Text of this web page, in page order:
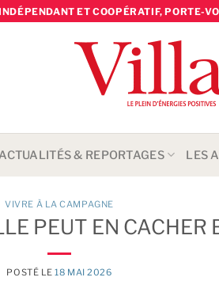
ET COOPÉRATIF, PORTE-
ACTUALITÉS & REPORTAGES LES
VIVRE À LA CAMPAGNE
PEUT EN CACHER
POSTÉ LE18 MAI 2026